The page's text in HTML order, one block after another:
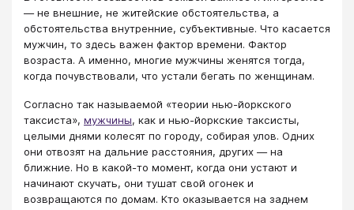
— не внешние, не житейские обстоятельства, а
обстоятельства внутренние, субъективные. Что касается
мужчин, то здесь важен фактор времени. Фактор
возраста. А именно, многие мужчины женятся тогда,
когда почувствовали, что устали бегать по женщинам.
Согласно так называемой «теории нью-йоркского
таксиста», мужчины, как и нью-йоркские таксисты,
целыми днями колесят по городу, собирая улов. Одних
они отвозят на дальние расстояния, других — на
ближние. Но в какой-то момент, когда они устают и
начинают скучать, они тушат свой огонек и
возвращаются по домам. Кто оказывается на заднем